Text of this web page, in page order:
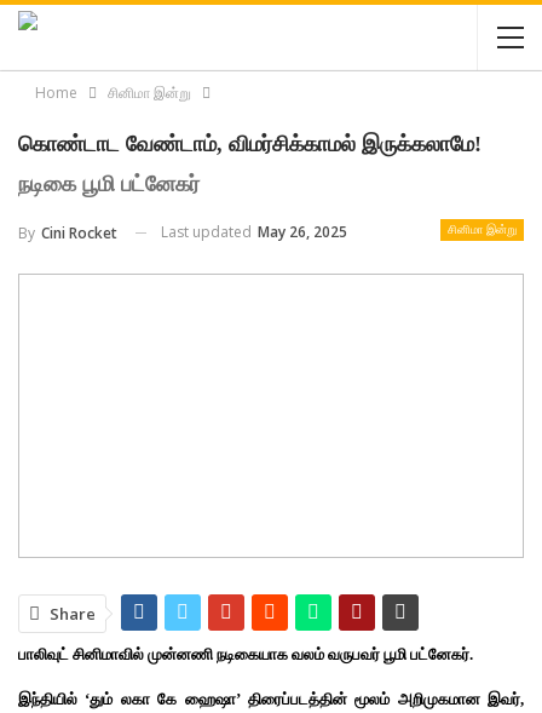
Home சினிமா இன்று
கொண்டாட வேண்டாம், விமர்சிக்காமல் இருக்கலாமே!
நடிகை பூமி பட்னேகர்
சினிமா இன்று
By Cini Rocket Last updated May 26, 2025
Share
பாலிவுட் சினிமாவில் முன்னணி நடிகையாக வலம் வருபவர் பூமி பட்னேகர்.
இந்தியில் ‘தும் லகா கே ஹைஷா’ திரைப்படத்தின் மூலம் அறிமுகமான இவர்,